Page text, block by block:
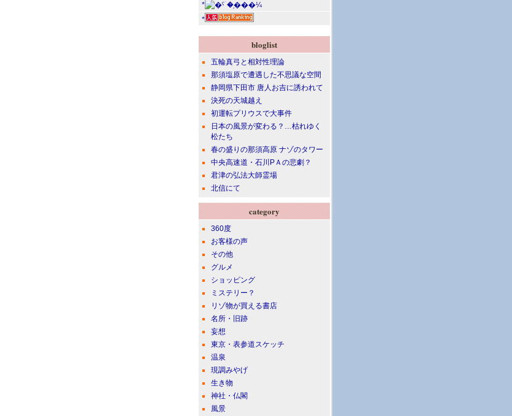
*
*
bloglist
五輪真弓と相対性理論
那須塩原で遭遇した不思議な空間
静岡県下田市 唐人お吉に誘われて
決死の天城越え
初運転プリウスで大事件
日本の風景が変わる？…枯れゆく
松たち
春の盛りの那須高原 ナゾのタワー
中央高速道・石川PＡの悲劇？
君津の弘法大師霊場
北信にて
category
360度
お客様の声
その他
グルメ
ショッピング
ミステリー？
リゾ物が買える書店
名所・旧跡
妄想
東京・表参道スケッチ
温泉
現調みやげ
生き物
神社・仏閣
風景